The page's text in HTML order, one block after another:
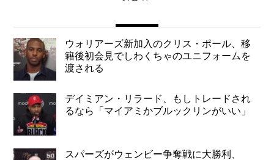
ウォリアーズ新加入のクリス・ポール、移
籍後初会見でしわくちゃのユニフォームを
渡される
デイミアン・リラード、もしトレードされ
るなら「マイアミかブルックリンがいい」
スパーズがウェンビー争奪戦に大勝利、